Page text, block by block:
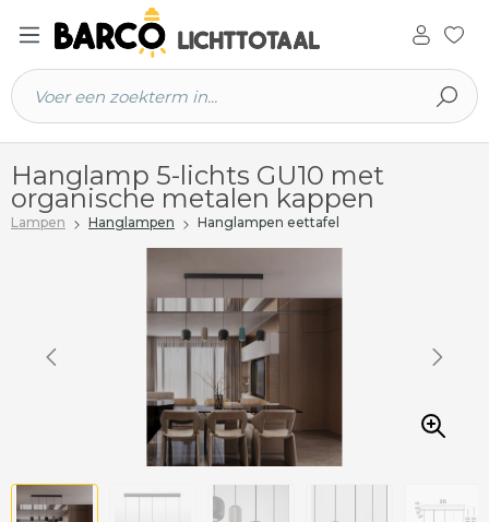
hoofdinhoud
Hanglamp 5-lichts GU10 met
organische metalen kappen
Lampen Hanglampen Hanglampen eettafel